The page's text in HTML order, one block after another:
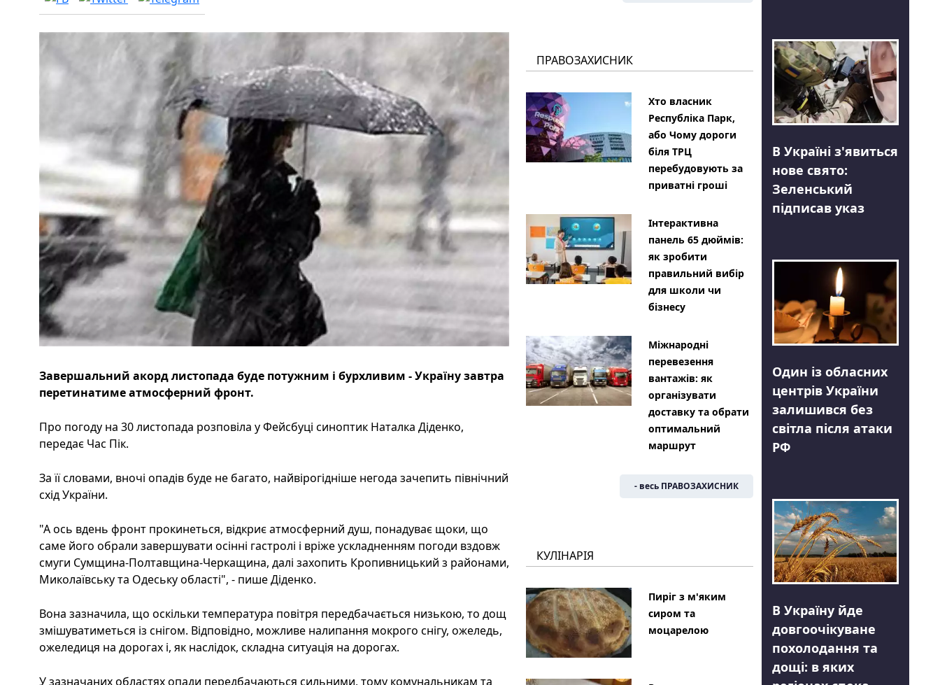
Завершальний акорд листопада буде потужним і бурхливим - Україну завтра
перетинатиме атмосферний фронт.
Про погоду на 30 листопада розповіла у Фейсбуці синоптик Наталка Діденко,
передає Час Пік.
За її словами, вночі опадів буде не багато, найвірогідніше негода зачепить північний
схід України.
"А ось вдень фронт прокинеться, відкриє атмосферний душ, понадуває щоки, що
саме його обрали завершувати осінні гастролі і вріже ускладненням погоди вздовж
смуги Сумщина-Полтавщина-Черкащина, далі захопить Кропивницький з районами,
Миколаївську та Одеську області", - пише Діденко.
Вона зазначила, що оскільки температура повітря передбачається низькою, то дощ
змішуватиметься із снігом. Відповідно, можливе налипання мокрого снігу, ожеледь,
ожеледиця на дорогах і, як наслідок, складна ситуація на дорогах.
У зазначаних областях опади передбачаються сильними, тому комунальникам та
ПРАВОЗАХИСНИК
Хто власник
Республіка Парк,
або Чому дороги
біля ТРЦ
перебудовують за
приватні гроші
Інтерактивна
панель 65 дюймів:
як зробити
правильний вибір
для школи чи
бізнесу
Міжнародні
перевезення
вантажів: як
організувати
доставку та обрати
оптимальний
маршрут
- весь ПРАВОЗАХИСНИК
КУЛІНАРІЯ
Пиріг з м'яким
сиром та
моцарелою
В Україні з'явиться
нове свято:
Зеленський
підписав указ
Один із обласних
центрів України
залишився без
світла після атаки
РФ
В Україну йде
довгоочікуване
похолодання та
дощі: в яких